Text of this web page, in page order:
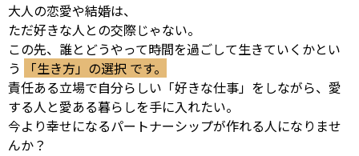
大人の恋愛や結婚は、
ただ好きな人との交際じゃない。
この先、誰とどうやって時間を過ごして生きていくかとい
う
「生き方」の選択 です。
責任ある立場で自分らしい「好きな仕事」をしながら、愛
する人と愛ある暮らしを手に入れたい。
今より幸せになるパートナーシップが作れる人になりませ
んか？